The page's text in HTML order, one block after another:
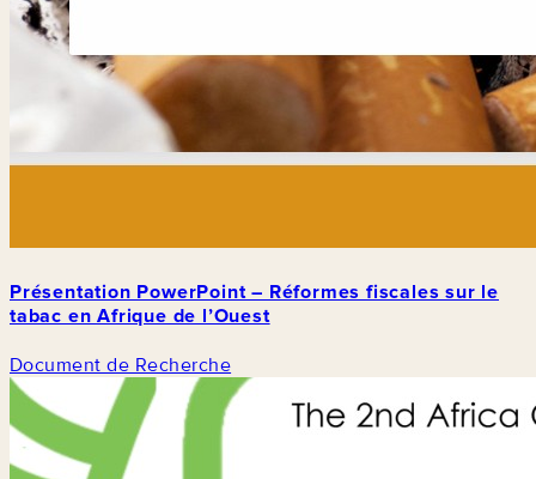
Présentation PowerPoint – Réformes fiscales sur le
tabac en Afrique de l’Ouest
Document de Recherche